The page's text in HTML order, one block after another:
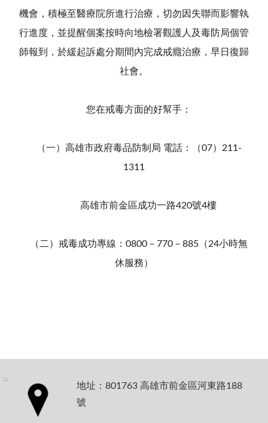
機會，積極至醫療院所進行治療，切勿因失聯而影響執
行進度，並提醒個案按時向地檢署觀護人及毒防局個管
師報到，於緩起訴處分期間內完成戒癮治療，早日復歸
社會。
您在戒毒方面的好幫手：
（一）高雄市政府毒品防制局 電話：（07）211-
1311
高雄市前金區成功一路420號4樓
（二）戒毒成功專線：0800－770－885（24小時無
休服務）
:::
地址：801763 高雄市前金區河東路188
號